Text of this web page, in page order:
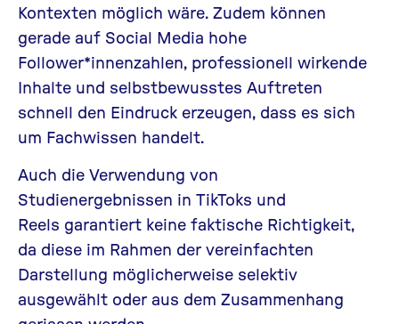
Kontexten möglich wäre. Zudem können
gerade auf Social Media hohe
Follower*innenzahlen, professionell wirkende
Inhalte und selbstbewusstes Auftreten
schnell den Eindruck erzeugen, dass es sich
um Fachwissen handelt.
Auch die Verwendung von
Studienergebnissen in TikToks und
Reels garantiert keine faktische Richtigkeit,
da diese im Rahmen der vereinfachten
Darstellung möglicherweise selektiv
ausgewählt oder aus dem Zusammenhang